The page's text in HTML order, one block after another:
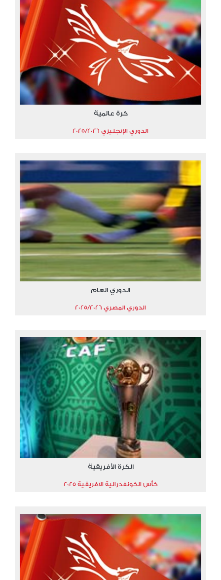
كرة عالمية
الدوري الإنجليزي 2025/2026
الدوري العام
الدوري المصري 2025/2026
الكرة الأفريقية
كأس الكونفدرالية الافريقية 2025